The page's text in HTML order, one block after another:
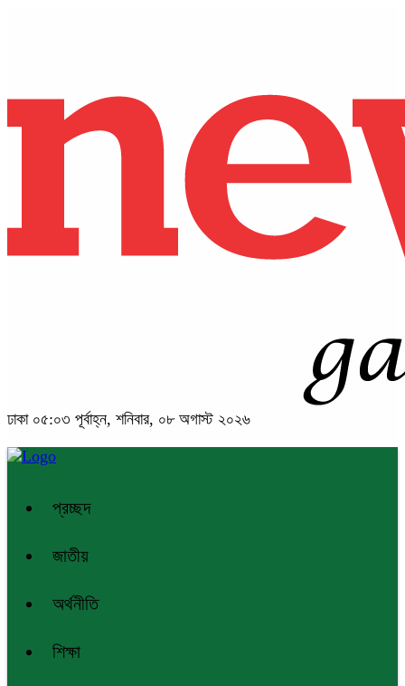
ঢাকা ০৫:০৩ পূর্বাহ্ন, শনিবার, ০৮ অগাস্ট ২০২৬
প্রচ্ছদ
জাতীয়
অর্থনীতি
শিক্ষা